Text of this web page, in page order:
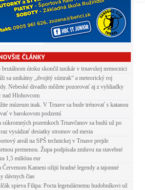
brutálnom útoku skončil taxikár v trnavskej nemocnici
sa unikátny „dvojitý súmrak“ a meteorický roj
Nebeské divadlo môžete pozorovať aj z vyhliadky
nad Hlohovcom
múzeum inak. V Trnave sa bude trénovať s katanou
v barokovom podzemí
súkromných pozemkoch Trnavčanov sa budú už po
vysádzať desiatky stromov od mesta
areál na SPŠ technickej v Trnave prejde
premenou. Župa podpísala zmluvu na stavebné
1,5 milióna eur
Červenom Kameni ožijú hradné legendy a tajomné
dávnych čias
spieva Filipa: Pocta legendárnemu hudobníkovi už